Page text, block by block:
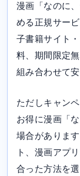
漫画「なのに
める正規サー
子書籍サイト
料、期間限定
組み合わせて
ただしキャン
お得に漫画「
場合がありま
ト、漫画アプ
合った方法を